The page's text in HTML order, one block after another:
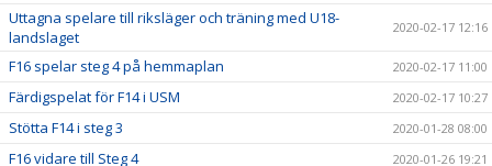
Uttagna spelare till riksläger och träning med U18-
landslaget
2020-02-17 12:16
F16 spelar steg 4 på hemmaplan 2020-02-17 11:00
Färdigspelat för F14 i USM 2020-02-17 10:27
Stötta F14 i steg 3 2020-01-28 08:00
F16 vidare till Steg 4 2020-01-26 19:21